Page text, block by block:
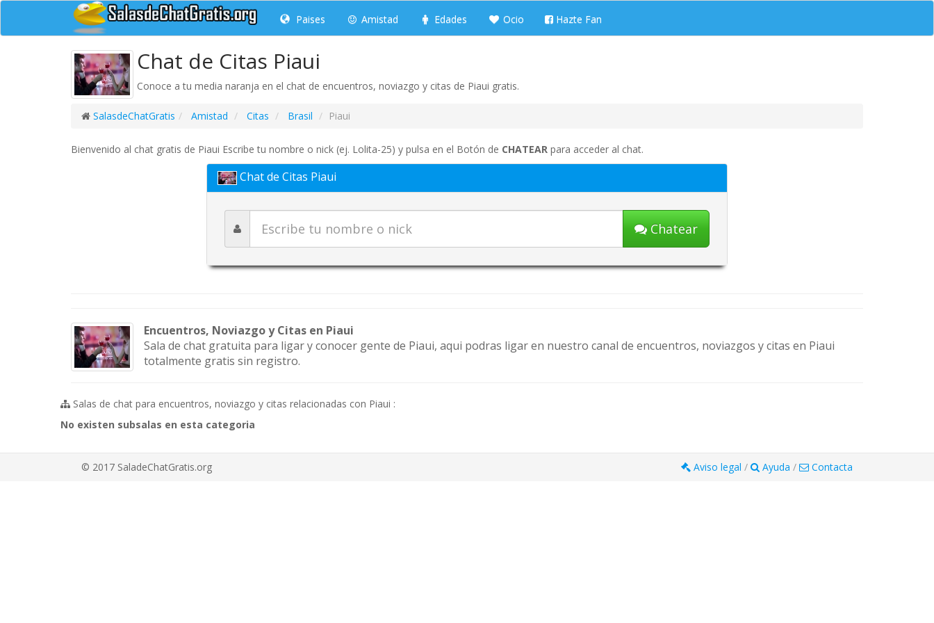
Paises Amistad Edades Ocio Hazte Fan
Chat de Citas Piaui
Conoce a tu media naranja en el chat de encuentros, noviazgo y citas de Piaui gratis.
SalasdeChatGratis Amistad Citas Brasil Piaui
Bienvenido al chat gratis de Piaui Escribe tu nombre o nick (ej. Lolita-25) y pulsa en el Botón de CHATEAR para acceder al chat.
Chat de Citas Piaui
Chatear
Encuentros, Noviazgo y Citas en Piaui
Sala de chat gratuita para ligar y conocer gente de Piaui, aqui podras ligar en nuestro canal de encuentros, noviazgos y citas en Piaui
totalmente gratis sin registro.
Salas de chat para encuentros, noviazgo y citas relacionadas con Piaui :
No existen subsalas en esta categoria
© 2017 SaladeChatGratis.org Aviso legal / Ayuda / Contacta